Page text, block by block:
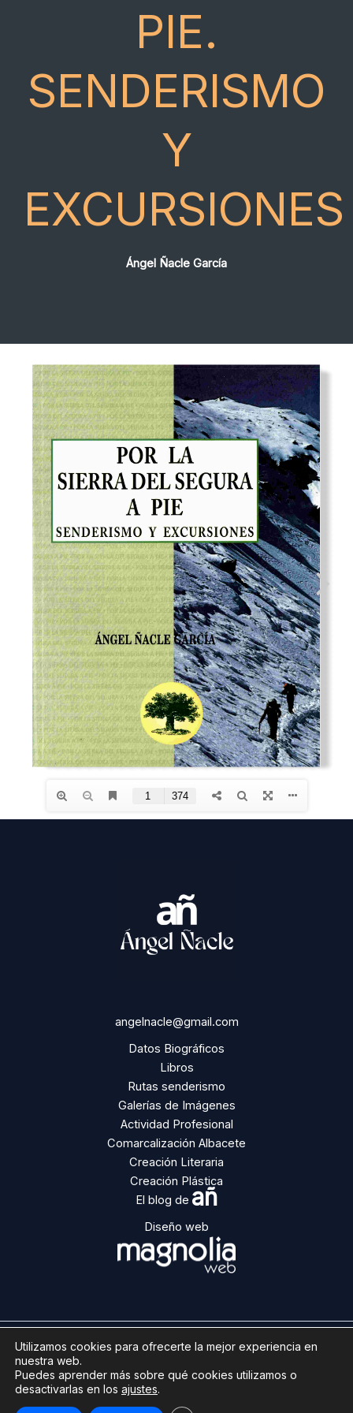
PIE.
SENDERISMO
Y
EXCURSIONES
Ángel Ñacle García
angelnacle@gmail.com
Datos Biográficos
Libros
Rutas senderismo
Galerías de Imágenes
Actividad Profesional
Comarcalización Albacete
Creación Literaria
Creación Plástica
El blog de añ
Diseño web
Copyright © 2026 | Ángel Ñacle
Aviso legal
Política de cookies
Utilizamos cookies para ofrecerte la mejor experiencia en
nuestra web.
Puedes aprender más sobre qué cookies utilizamos o
desactivarlas en los ajustes.